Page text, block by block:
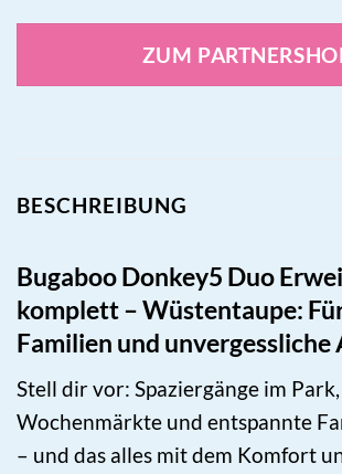
ZUM
BESCHREIBUNG
Bugaboo Donkey5 Duo
komplett – Wüstentaupe:
Familien und unvergessliche
Stell dir vor: Spaziergänge im
Wochenmärkte und entspannte
– und das alles mit dem Komfort